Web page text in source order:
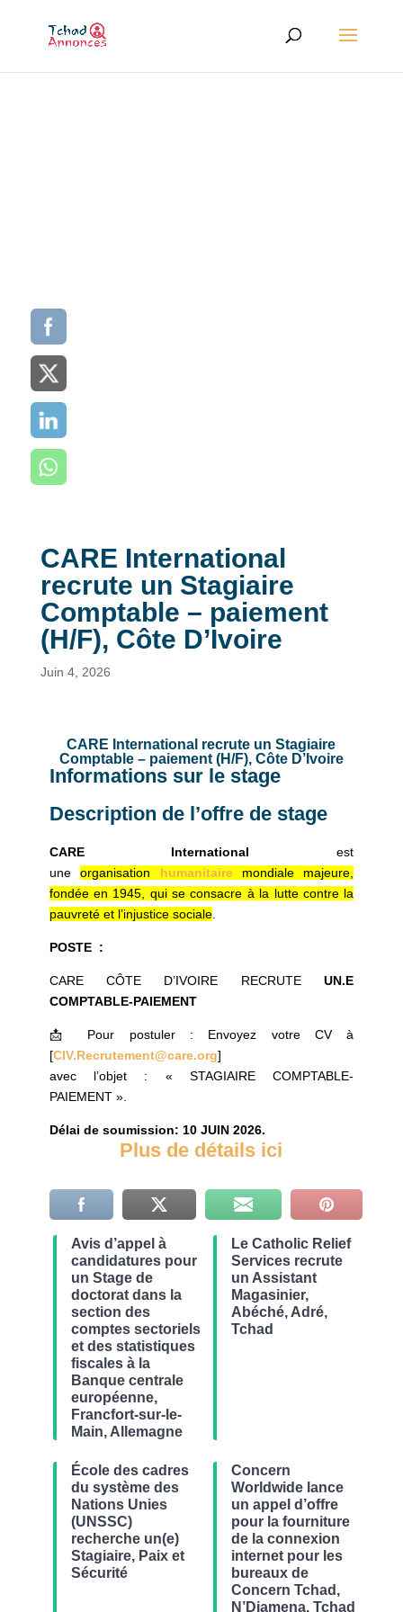
CARE International
recrute un Stagiaire
Comptable – paiement
(H/F), Côte D’Ivoire
Juin 4, 2026
CARE International recrute un Stagiaire
Comptable – paiement (H/F), Côte D’Ivoire
Informations sur le stage
Description de l’offre de stage
CARE International est
uneorganisation humanitaire mondiale majeure,
fondée en 1945, qui se consacre à la lutte contre la
pauvreté et l’injustice sociale.
POSTE :
CARE CÔTE D’IVOIRE RECRUTEUN.E
COMPTABLE-PAIEMENT
📩 Pour postuler : Envoyez votre CV à
[CIV.Recrutement@care.org]
avec l’objet : « STAGIAIRE COMPTABLE-
PAIEMENT ».
Délai de soumission: 10 JUIN 2026.
Plus de détails ici
Avis d’appel à
candidatures pour
un Stage de
doctorat dans la
section des
comptes sectoriels
et des statistiques
fiscales à la
Banque centrale
européenne,
Francfort-sur-le-
Main, Allemagne
Le Catholic Relief
Services recrute
un Assistant
Magasinier,
Abéché, Adré,
Tchad
École des cadres
du système des
Nations Unies
(UNSSC)
recherche un(e)
Stagiaire, Paix et
Sécurité
Concern
Worldwide lance
un appel d’offre
pour la fourniture
de la connexion
internet pour les
bureaux de
Concern Tchad,
N’Djamena, Tchad